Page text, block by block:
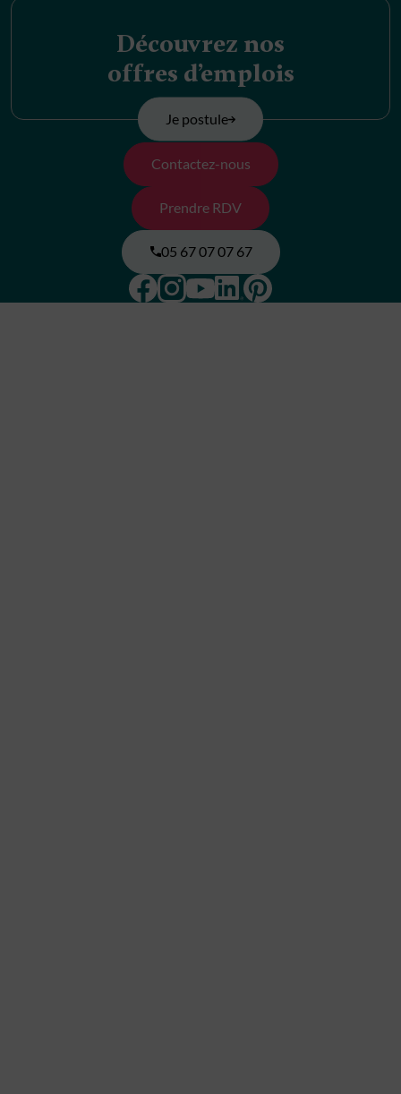
Découvrez nos
offres d’emplois
Je postule
Contactez-nous
Prendre RDV
05 67 07 07 67
FacebookInstagram
YoutubeLinkedinPinterest